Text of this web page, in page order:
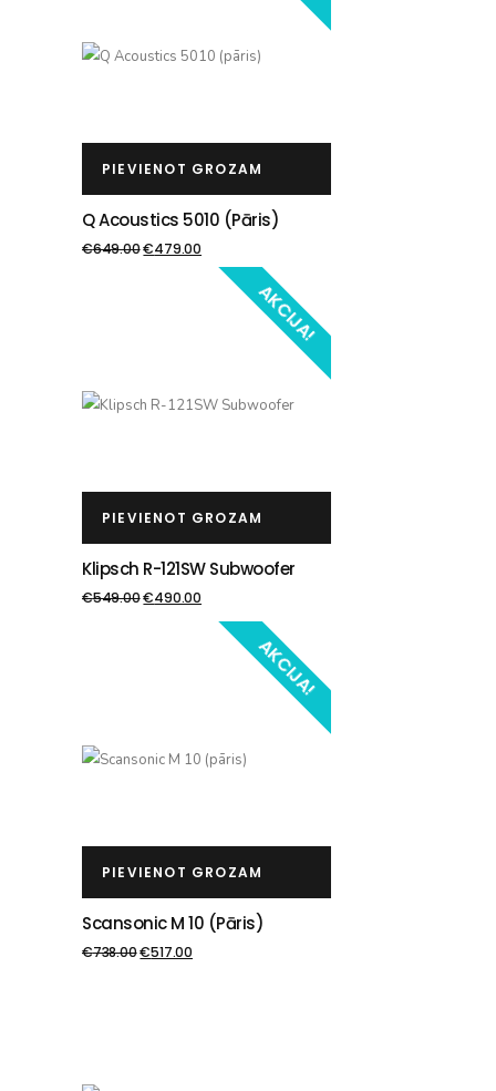
PIEVIENOT GROZAM
Q Acoustics 5010 (pāris)
€649.00€479.00
AKCIJA!
PIEVIENOT GROZAM
Klipsch R-121SW Subwoofer
€549.00€490.00
AKCIJA!
PIEVIENOT GROZAM
Scansonic M 10 (pāris)
€738.00€517.00